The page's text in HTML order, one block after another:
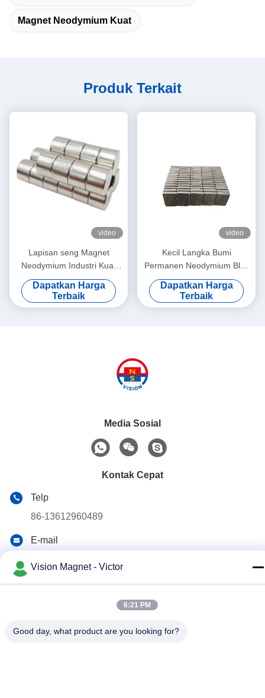
Magnet Neodymium Kuat
Produk Terkait
video
Lapisan seng Magnet
Neodymium Industri Kuat
N50 Kuat 20 * 20mm
Dapatkan Harga
Terbaik
video
Kecil Langka Bumi
Permanen Neodymium Blok
Magnet N35 Lapisan Seng
Penggunaan Serbaguna
Dapatkan Harga
Terbaik
Media Sosial
Kontak Cepat
Telp
86-13612960489
E-mail
Kota Fenggang, Kota Dongguan, Provinsi Guangdong,
Vision Magnet - Victor
6:21 PM
Good day, what product are you looking for?